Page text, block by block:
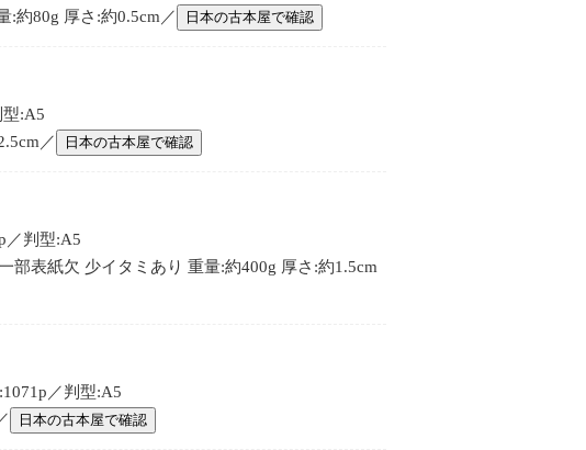
:約80g 厚さ:約0.5cm／
日本の古本屋で確認
:A5
／
日本の古本屋で確認
／判型:A5
部表紙欠 少イタミあり 重量:約400g 厚さ:約1.5cm
／判型:A5
日本の古本屋で確認